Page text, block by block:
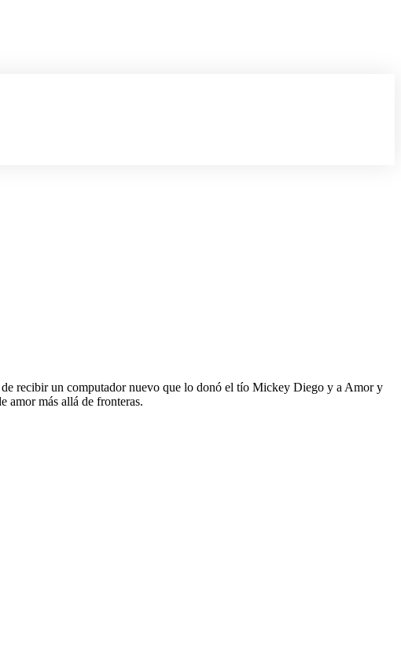
recibir un computador nuevo que lo donó el tío Mickey Diego y a Amor y
amor más allá de fronteras.